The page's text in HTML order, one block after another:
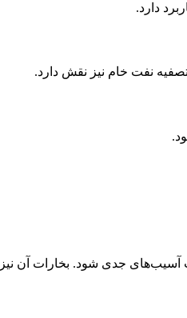
جدی شود. بخارات آن نیز